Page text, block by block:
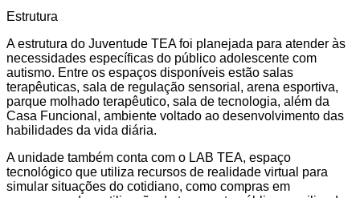
Estrutura
A estrutura do Juventude TEA foi planejada para atender às
necessidades específicas do público adolescente com
autismo. Entre os espaços disponíveis estão salas
terapêuticas, sala de regulação sensorial, arena esportiva,
parque molhado terapêutico, sala de tecnologia, além da
Casa Funcional, ambiente voltado ao desenvolvimento das
habilidades da vida diária.
A unidade também conta com o LAB TEA, espaço
tecnológico que utiliza recursos de realidade virtual para
simular situações do cotidiano, como compras em